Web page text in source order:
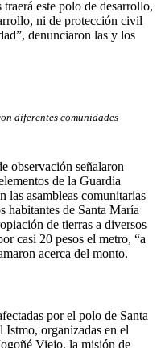
este polo de desarrollo,
ni de protección civil
denunciaron las y los
diferentes comunidades
observación señalaron
de la Guardia
las asambleas comunitarias
habitantes de Santa María
de tierras a diversos
casi 20 pesos el metro, “a
acerca del monto.
por el polo de Santa
organizadas en el
Viejo, la misión de